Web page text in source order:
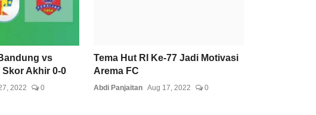
vs
Skor Akhir 0-0
2022 0
Tema Hut RI Ke-77 Jadi Motivasi
Arema FC
Abdi Panjaitan Aug 17, 2022 0